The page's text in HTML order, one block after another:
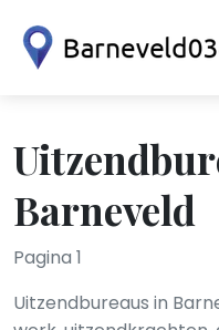
Barneveld
Pagina 1
Uitzendbureaus in